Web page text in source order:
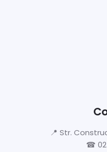
📍 Str.
☎